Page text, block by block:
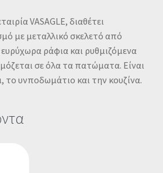
VASAGLE, διαθέτει
με μεταλλικό σκελετό από
ευρύχωρα ράφια και ρυθμιζόμενα
σε όλα τα πατώματα. Είναι
το υνποδωμάτιο και την κουζίνα.